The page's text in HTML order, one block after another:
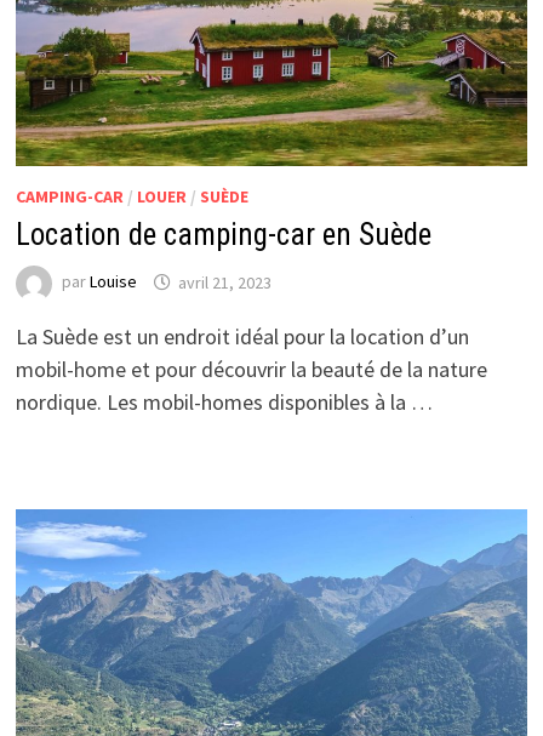
CAMPING-CAR/ LOUER/ SUÈDE
Location de camping-car en Suède
parLouise avril 21, 2023
La Suède est un endroit idéal pour la location d’un
mobil-home et pour découvrir la beauté de la nature
nordique. Les mobil-homes disponibles à la …